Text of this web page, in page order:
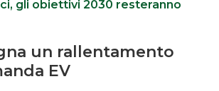
gli obiettivi 2030 resteranno
un rallentamento
EV